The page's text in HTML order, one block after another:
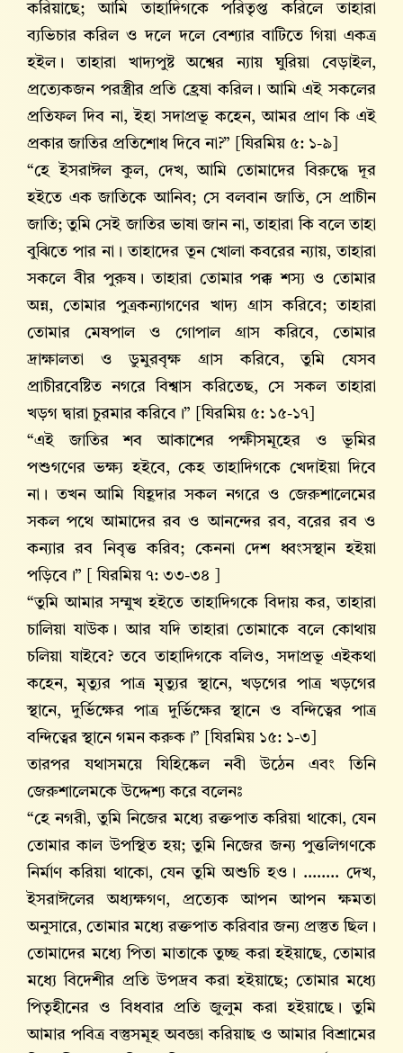
করিয়াছে; আমি তাহাদিগকে পরিতৃপ্ত করিলে তাহারা
ব্যভিচার করিল ও দলে দলে বেশ্যার বাটিতে গিয়া একত্র
হইল। তাহারা খাদ্যপুষ্ট অশ্বের ন্যায় ঘুরিয়া বেড়াইল,
প্রত্যেকজন পরস্ত্রীর প্রতি হ্রেষা করিল। আমি এই সকলের
প্রতিফল দিব না, ইহা সদাপ্রভূ কহেন, আমর প্রাণ কি এই
প্রকার জাতির প্রতিশোধ দিবে না?” [যিরমিয় ৫: ১-৯]
“হে ইসরাঈল কুল, দেখ, আমি তোমাদের বিরুদ্ধে দূর
হইতে এক জাতিকে আনিব; সে বলবান জাতি, সে প্রাচীন
জাতি; তুমি সেই জাতির ভাষা জান না, তাহারা কি বলে তাহা
বুঝিতে পার না। তাহাদের তূন খোলা কবরের ন্যায়, তাহারা
সকলে বীর পুরুষ। তাহারা তোমার পক্ক শস্য ও তোমার
অন্ন, তোমার পুত্রকন্যাগণের খাদ্য গ্রাস করিবে; তাহারা
তোমার মেষপাল ও গোপাল গ্রাস করিবে, তোমার
দ্রাক্ষালতা ও ডুমুরবৃক্ষ গ্রাস করিবে, তুমি যেসব
প্রাচীরবেষ্টিত নগরে বিশ্বাস করিতেছ, সে সকল তাহারা
খড়গ দ্বারা চুরমার করিবে।” [যিরমিয় ৫: ১৫-১৭]
“এই জাতির শব আকাশের পক্ষীসমূহের ও ভূমির
পশুগণের ভক্ষ্য হইবে, কেহ তাহাদিগকে খেদাইয়া দিবে
না। তখন আমি যিহূদার সকল নগরে ও জেরুশালেমের
সকল পথে আমাদের রব ও আনন্দের রব, বরের রব ও
কন্যার রব নিবৃত্ত করিব; কেননা দেশ ধ্বংসস্থান হইয়া
পড়িবে।” [ যিরমিয় ৭: ৩৩-৩৪ ]
“তুমি আমার সম্মুখ হইতে তাহাদিগকে বিদায় কর, তাহারা
চালিয়া যাউক। আর যদি তাহারা তোমাকে বলে কোথায়
চলিয়া যাইবে? তবে তাহাদিগকে বলিও, সদাপ্রভূ এইকথা
কহেন, মৃত্যুর পাত্র মৃত্যুর স্থানে, খড়গের পাত্র খড়গের
স্থানে, দুর্ভিক্ষের পাত্র দুর্ভিক্ষের স্থানে ও বন্দিত্বের পাত্র
বন্দিত্বের স্থানে গমন করুক।” [যিরমিয় ১৫: ১-৩]
তারপর যথাসময়ে যিহিষ্কেল নবী উঠেন এবং তিনি
জেরুশালেমকে উদ্দেশ্য করে বলেনঃ
“হে নগরী, তুমি নিজের মধ্যে রক্তপাত করিয়া থাকো, যেন
তোমার কাল উপস্থিত হয়; তুমি নিজের জন্য পুত্তলিগণকে
নির্মাণ করিয়া থাকো, যেন তুমি অশুচি হও। ........ দেখ,
ইসরাঈলের অধ্যক্ষগণ, প্রত্যেক আপন আপন ক্ষমতা
অনুসারে, তোমার মধ্যে রক্তপাত করিবার জন্য প্রস্তুত ছিল।
তোমাদের মধ্যে পিতা মাতাকে তুচ্ছ করা হইয়াছে, তোমার
মধ্যে বিদেশীর প্রতি উপদ্রব করা হইয়াছে; তোমার মধ্যে
পিতৃহীনের ও বিধবার প্রতি জুলুম করা হইয়াছে। তুমি
আমার পবিত্র বস্তুসমূহ অবজ্ঞা করিয়াছ ও আমার বিশ্রামের